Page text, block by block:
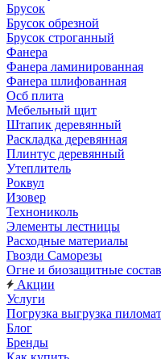
Брусок
Брусок обрезной
Брусок строганный
Фанера
Фанера ламинированная
Фанера шлифованная
Осб плита
Мебельный щит
Штапик деревянный
Раскладка деревянная
Плинтус деревянный
Утеплитель
Роквул
Изовер
Технониколь
Элементы лестницы
Расходные материалы
Гвозди Саморезы
Огне и биозащитные
Акции
Услуги
Погрузка выгрузка
Блог
Бренды